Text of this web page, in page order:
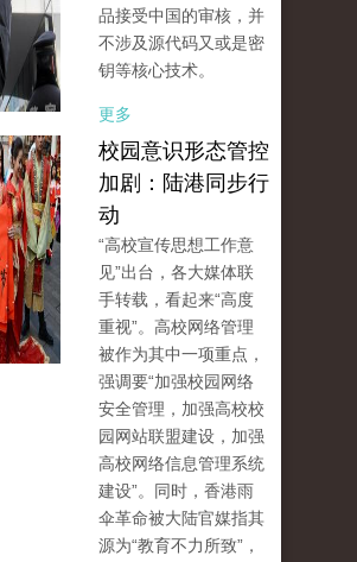
品接受中国的审核，并
不涉及源代码又或是密
钥等核心技术。
更多
校园意识形态管控
加剧：陆港同步行
动
“高校宣传思想工作意
见”出台，各大媒体联
手转载，看起来“高度
重视”。高校网络管理
被作为其中一项重点，
强调要“加强校园网络
安全管理，加强高校校
园网站联盟建设，加强
高校网络信息管理系统
建设”。同时，香港雨
伞革命被大陆官媒指其
源为“教育不力所致”，